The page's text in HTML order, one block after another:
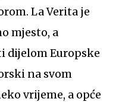
La Verita je
mjesto, a
dijelom Europske
na svom
vrijeme, a opće